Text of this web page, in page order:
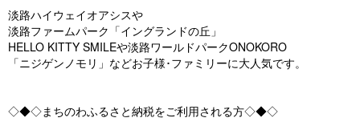
淡路ハイウェイオアシスや
淡路ファームパーク「イングランドの丘」
HELLO KITTY SMILEや淡路ワールドパークONOKORO
「ニジゲンノモリ」などお子様･ファミリーに大人気です。
◇◆◇まちのわふるさと納税をご利用される方◇◆◇